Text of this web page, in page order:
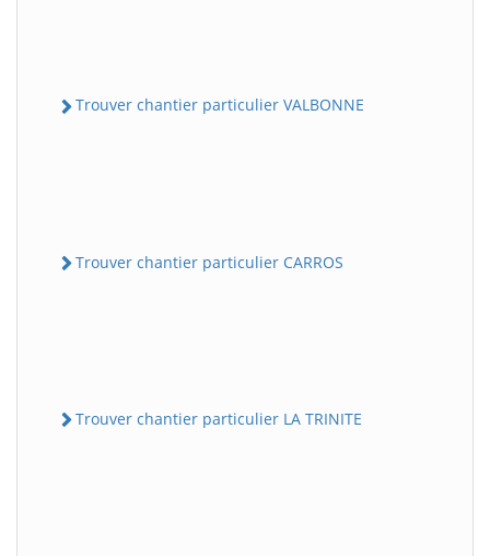
Trouver chantier particulier VALBONNE
Trouver chantier particulier CARROS
Trouver chantier particulier LA TRINITE